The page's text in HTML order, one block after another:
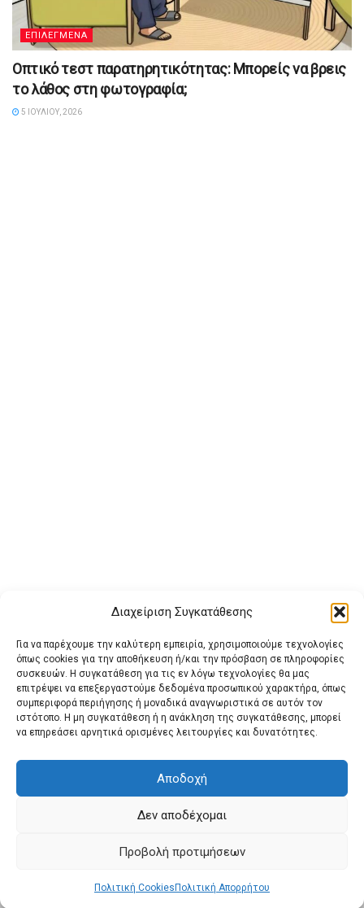
Διαχείριση Συγκατάθεσης
Για να παρέχουμε την καλύτερη εμπειρία, χρησιμοποιούμε τεχνολογίες
όπως cookies για την αποθήκευση ή/και την πρόσβαση σε πληροφορίες
συσκευών. Η συγκατάθεση για τις εν λόγω τεχνολογίες θα μας
επιτρέψει να επεξεργαστούμε δεδομένα προσωπικού χαρακτήρα, όπως
συμπεριφορά περιήγησης ή μοναδικά αναγνωριστικά σε αυτόν τον
ιστότοπο. Η μη συγκατάθεση ή η ανάκληση της συγκατάθεσης, μπορεί
να επηρεάσει αρνητικά ορισμένες λειτουργίες και δυνατότητες.
Αποδοχή
Δεν αποδέχομαι
Προβολή προτιμήσεων
Πολιτική Cookies Πολιτική Απορρήτου
ΕΠΙΛΕΓΜΕΝΑ
Οπτικό τεστ παρατηρητικότητας: Μπορείς να βρεις
το λάθος στη φωτογραφία;
5 ΙΟΥΛΊΟΥ, 2026
Buy Adspace ΑΡΧΙΚΗ ΕΠΙΚΟΙΝΩΝΙΑ
ΟΡΟΙ ΧΡΗΣΗΣ